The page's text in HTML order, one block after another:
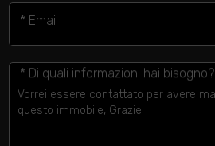
* Email
* Di quali informazioni hai bisogno?